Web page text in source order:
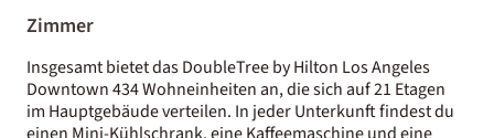
Zimmer
Insgesamt bietet das DoubleTree by Hilton Los Angeles
Downtown 434 Wohneinheiten an, die sich auf 21 Etagen
im Hauptgebäude verteilen. In jeder Unterkunft findest du